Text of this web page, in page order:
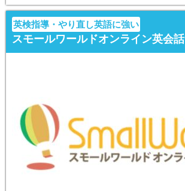
英検指導・やり直し英語に強い
スモールワールドオンライン英会話